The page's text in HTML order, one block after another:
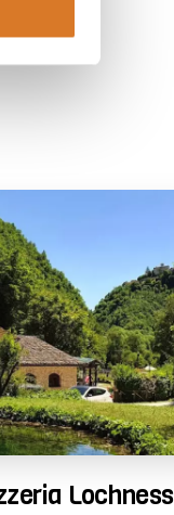
Lochness